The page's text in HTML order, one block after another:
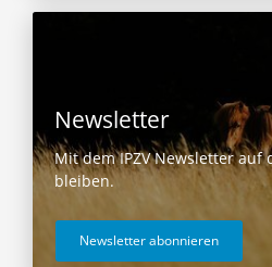
Newsletter
Mit dem IPZV Newsletter auf
bleiben.
Newsletter abonnieren